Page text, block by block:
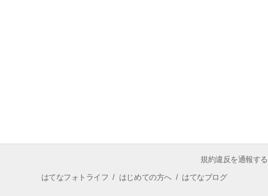
規約違反を通報する
はてなフォトライフ / はじめての方へ/ はてなブログ